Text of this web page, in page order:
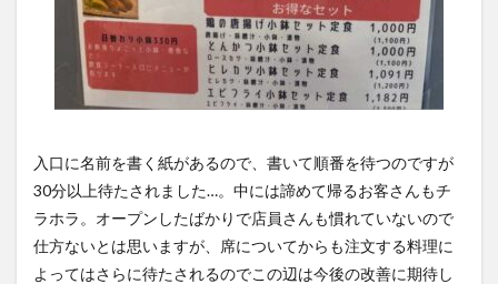
入口に名前を書く紙があるので、書いて順番を待つのですが
30分以上待たされました…。中には諦めて帰るお客さんもチ
ラホラ。オープンしたばかりで店員さんも慣れていないので
仕方ないとは思いますが、席についてからも注文する料理に
よってはさらに待たされるのでこの辺は今後の改善に期待し